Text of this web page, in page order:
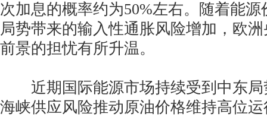
次加息的概率约为50%左右。随着能
局势带来的输入性通胀风险增加，欧
前景的担忧有所升温。
近期国际能源市场持续受到中东局
海峡供应风险推动原油价格维持高位